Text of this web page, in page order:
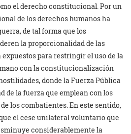
el derecho constitucional. Por un
de los derechos humanos ha
de tal forma que los
la proporcionalidad de las
expuestos para restringir el uso de la
con la constitucionalización
donde la Fuerza Pública
de la fuerza que emplean con los
los combatientes. En este sentido,
el cese unilateral voluntario que
considerablemente la